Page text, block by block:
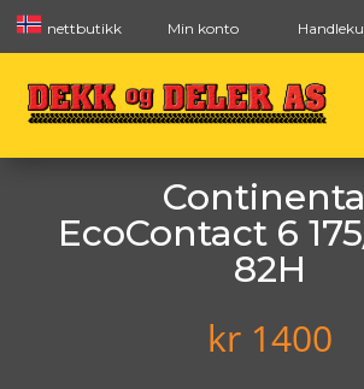
nettbutikk Min konto
EcoContact 6
82H
kr1400